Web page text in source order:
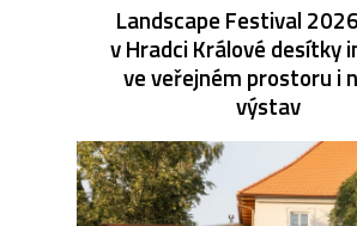
Landscape Festival
v Hradci Králové desítky
ve veřejném prostoru i
výstav